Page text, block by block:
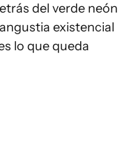
del verde neón
existencial
lo que queda